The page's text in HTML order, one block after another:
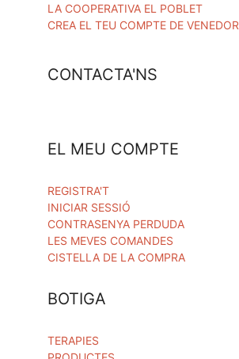
LA COOPERATIVA EL POBLET
CREA EL TEU COMPTE DE VENEDOR
CONTACTA'NS
EL MEU COMPTE
REGISTRA'T
INICIAR SESSIÓ
CONTRASENYA PERDUDA
LES MEVES COMANDES
CISTELLA DE LA COMPRA
BOTIGA
TERAPIES